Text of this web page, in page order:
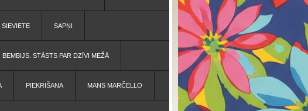
SIEVIETE SAPŅI
BEMBIJS. STĀSTS PAR DZĪVI MEŽĀ
PIEKRIŠANA MANS MARČELLO